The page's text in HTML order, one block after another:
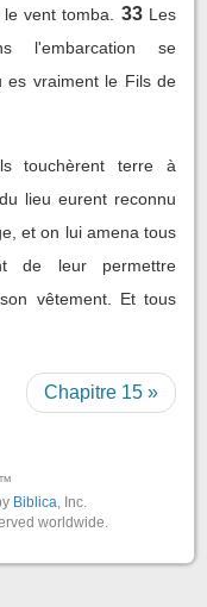
vent tomba.
33 Les
l'embarcation se
es vraiment le Fils de
touchèrent terre à
lieu eurent reconnu
et on lui amena tous
de leur permettre
vêtement. Et tous
Chapitre 15 »
Biblica, Inc.
worldwide.